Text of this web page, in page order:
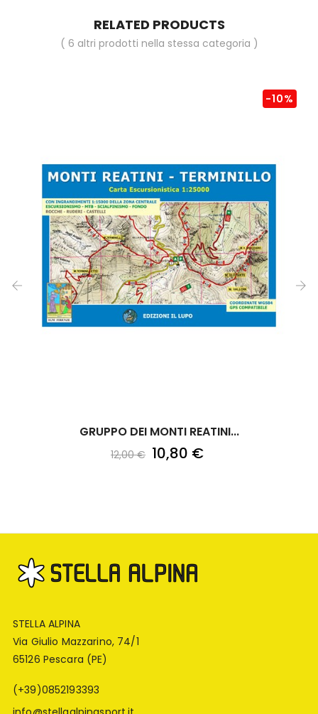
RELATED PRODUCTS
( 6 altri prodotti nella stessa categoria )
GRUPPO DEI MONTI REATINI...
12,00 €
-10%
10,80 €
STELLA ALPINA
Via Giulio Mazzarino, 74/1
65126 Pescara (PE)
(+39)0852193393